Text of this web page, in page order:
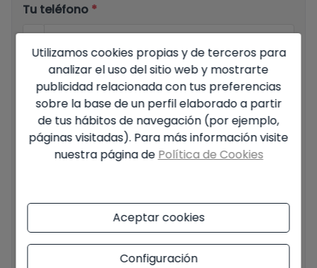
Tu teléfono *
Tu mensaje
2016/679 (RGPD).+ Info
He leído y acepto elAviso Legaly laPolítica de
privacidad
Utilizamos cookies propias y de terceros para
analizar el uso del sitio web y mostrarte
publicidad relacionada con tus preferencias
sobre la base de un perfil elaborado a partir
de tus hábitos de navegación (por ejemplo,
páginas visitadas). Para más información visite
nuestra página de Política de Cookies
Aceptar cookies
Configuración